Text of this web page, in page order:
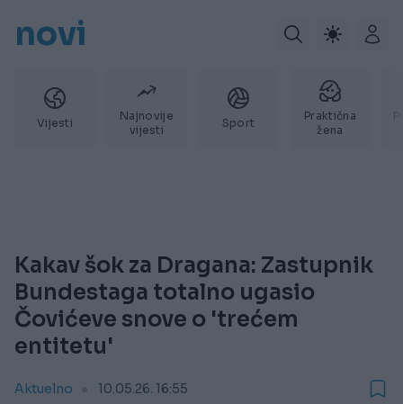
novi
Vijesti
Najnovije
vijesti
Sport
Praktična
žena
Kakav šok za Dragana: Zastupnik
Bundestaga totalno ugasio
Čovićeve snove o 'trećem
entitetu'
Aktuelno 10.05.26. 16:55